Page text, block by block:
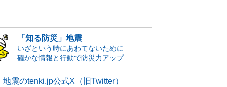
「知る防災」地震
いざという時にあわてないために
確かな情報と行動で防災力アップ
地震のtenki.jp公式X（旧Twitter）